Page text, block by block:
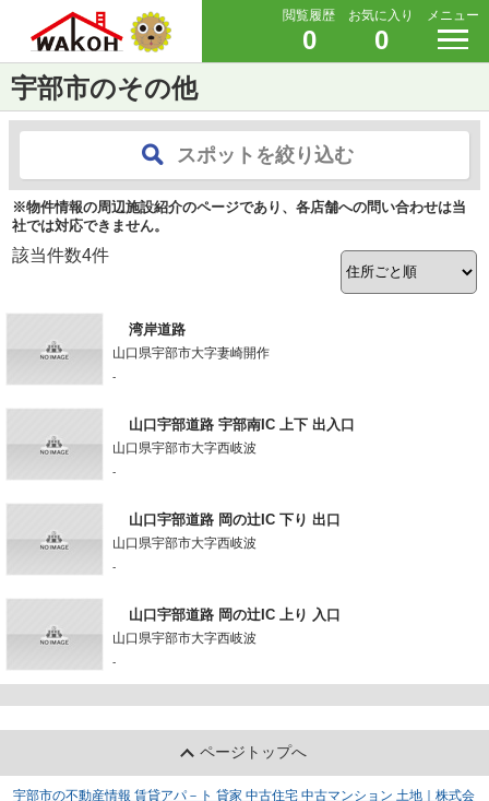
閲覧履歴
0
お気に入り
0
メニュー
宇部市のその他
スポットを絞り込む
※物件情報の周辺施設紹介のページであり、各店舗への問い合わせは当
社では対応できません。
該当件数4件
湾岸道路
山口県宇部市大字妻崎開作
-
山口宇部道路 宇部南IC 上下 出入口
山口県宇部市大字西岐波
-
山口宇部道路 岡の辻IC 下り 出口
山口県宇部市大字西岐波
-
山口宇部道路 岡の辻IC 上り 入口
山口県宇部市大字西岐波
-
ページトップへ
宇部市の不動産情報 賃貸アパ－ト 貸家 中古住宅 中古マンション 土地｜株式会